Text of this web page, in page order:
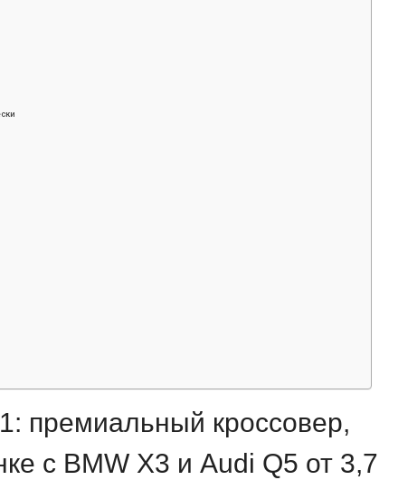
премиальный кроссовер,
с BMW X3 и Audi Q5 от 3,7